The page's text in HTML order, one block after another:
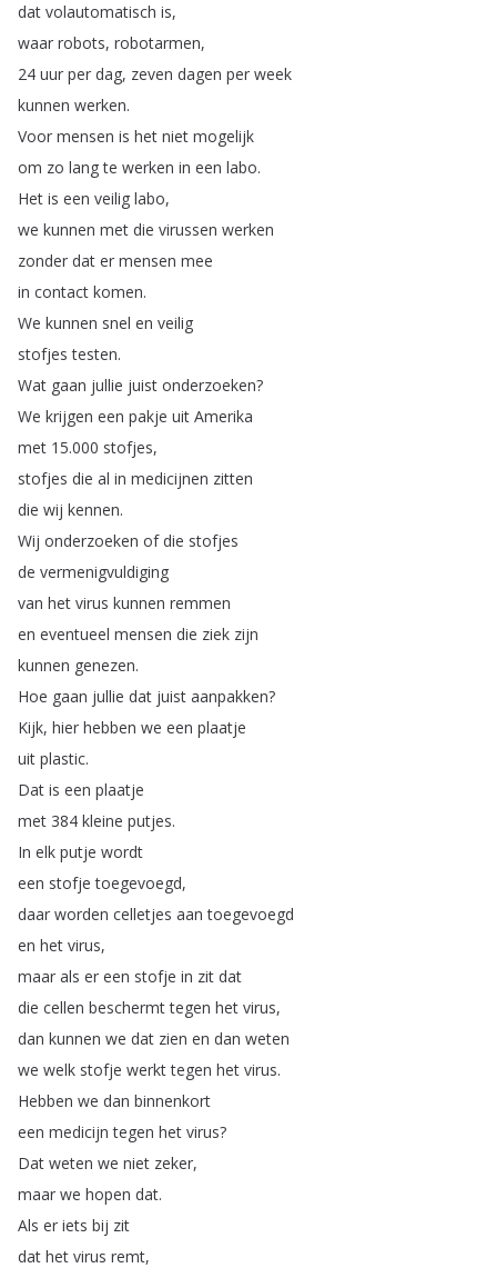
dat volautomatisch is,
waar robots, robotarmen,
24 uur per dag, zeven dagen per week
kunnen werken.
Voor mensen is het niet mogelijk
om zo lang te werken in een labo.
Het is een veilig labo,
we kunnen met die virussen werken
zonder dat er mensen mee
in contact komen.
We kunnen snel en veilig
stofjes testen.
Wat gaan jullie juist onderzoeken?
We krijgen een pakje uit Amerika
met 15.000 stofjes,
stofjes die al in medicijnen zitten
die wij kennen.
Wij onderzoeken of die stofjes
de vermenigvuldiging
van het virus kunnen remmen
en eventueel mensen die ziek zijn
kunnen genezen.
Hoe gaan jullie dat juist aanpakken?
Kijk, hier hebben we een plaatje
uit plastic.
Dat is een plaatje
met 384 kleine putjes.
In elk putje wordt
een stofje toegevoegd,
daar worden celletjes aan toegevoegd
en het virus,
maar als er een stofje in zit dat
die cellen beschermt tegen het virus,
dan kunnen we dat zien en dan weten
we welk stofje werkt tegen het virus.
Hebben we dan binnenkort
een medicijn tegen het virus?
Dat weten we niet zeker,
maar we hopen dat.
Als er iets bij zit
dat het virus remt,